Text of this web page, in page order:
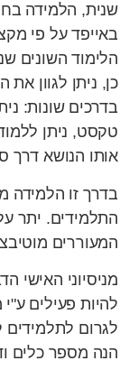
שנית, הלמידה
באייפד על פי
הלימוד השונים
כן, ניתן לגוון
בדרכים שונות:
טקסט, ניתן
אותו הנושא דרך
בדרך זו הלמידה
התלמידים. יתר
המעוררים
מניסיוני האישי
להיות פעילים
לגרום לתלמידים
הנה מספר כלים